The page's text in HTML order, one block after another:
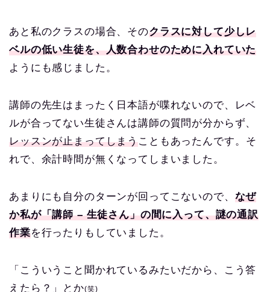
あと私のクラスの場合、そのクラスに対して少しレ
ベルの低い生徒を、人数合わせのために入れていた
ようにも感じました。
講師の先生はまったく日本語が喋れないので、レベ
ルが合ってない生徒さんは講師の質問が分からず、
レッスンが止まってしまうこともあったんです。 そ
れで、余計時間が無くなってしまいました。
あまりにも自分のターンが回ってこないので、 なぜ
か私が「講師 – 生徒さん」の間に入って、謎の通訳
作業を行ったりもしていました。
「こういうこと聞かれているみたいだから、こう答
えたら？」とか(笑)